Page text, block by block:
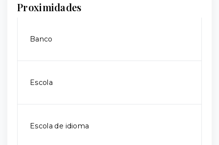
Proximidades
Banco
Escola
Escola de idioma